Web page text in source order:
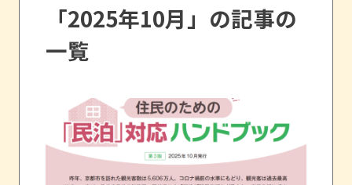
「2025年10月」の記事の
一覧